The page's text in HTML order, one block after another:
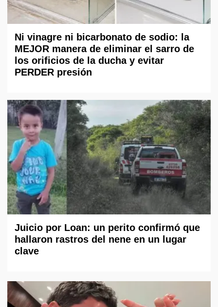
Ni vinagre ni bicarbonato de sodio: la
MEJOR manera de eliminar el sarro de
los orificios de la ducha y evitar
PERDER presión
Juicio por Loan: un perito confirmó que
hallaron rastros del nene en un lugar
clave